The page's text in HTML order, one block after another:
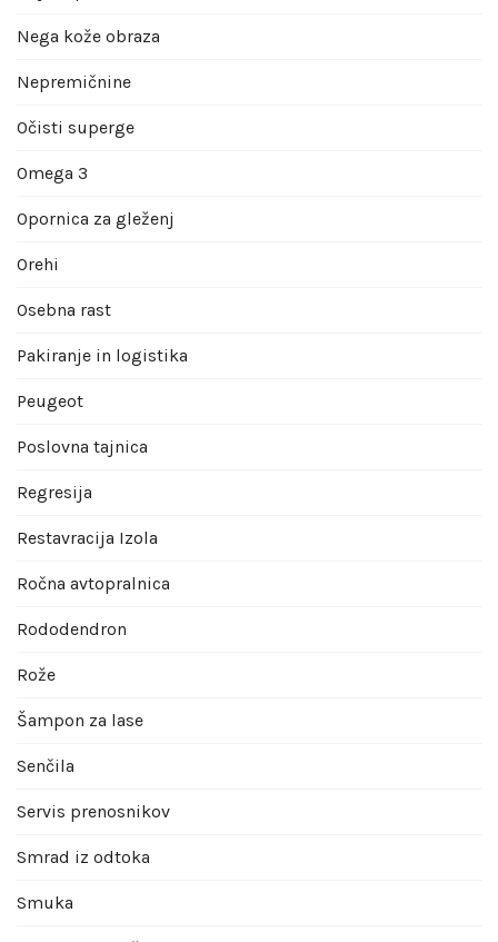
Nega kože obraza
Nepremičnine
Očisti superge
Omega 3
Opornica za gleženj
Orehi
Osebna rast
Pakiranje in logistika
Peugeot
Poslovna tajnica
Regresija
Restavracija Izola
Ročna avtopralnica
Rododendron
Rože
Šampon za lase
Senčila
Servis prenosnikov
Smrad iz odtoka
Smuka